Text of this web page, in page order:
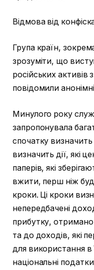
Відмова від
Група країн,
зрозуміти, що
російських
повідомили
Минулого року
запропонувала
спочатку визначить
визначить дії, які
паперів, які
вжити, перш ніж
кроки. Ці кроки
непередбачені
прибутку,
та до доходів, які
для використання в
національні